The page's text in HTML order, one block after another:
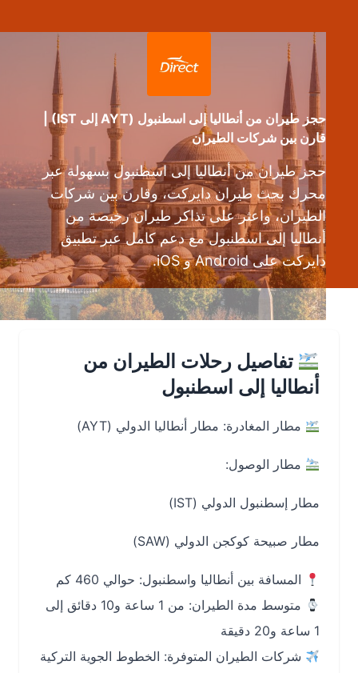
حجز طيران من أنطاليا إلى اسطنبول (AYT إلى IST) |
قارن بين شركات الطيران
حجز طيران من أنطاليا إلى اسطنبول بسهولة عبر
محرك بحث طيران دايركت، وقارن بين شركات
الطيران، واعثر على تذاكر طيران رخيصة من
أنطاليا إلى اسطنبول مع دعم كامل عبر تطبيق
دايركت على Android و iOS.
تفاصيل رحلات الطيران من
أنطاليا إلى اسطنبول
مطار المغادرة: مطار أنطاليا الدولي (AYT)
مطار الوصول:
مطار إسطنبول الدولي (IST)
مطار صبيحة كوكجن الدولي (SAW)
المسافة بين أنطاليا واسطنبول: حوالي 460 كم
متوسط مدة الطيران: من 1 ساعة و10 دقائق إلى
شركات الطيران المتوفرة: الخطوط الجوية التركية